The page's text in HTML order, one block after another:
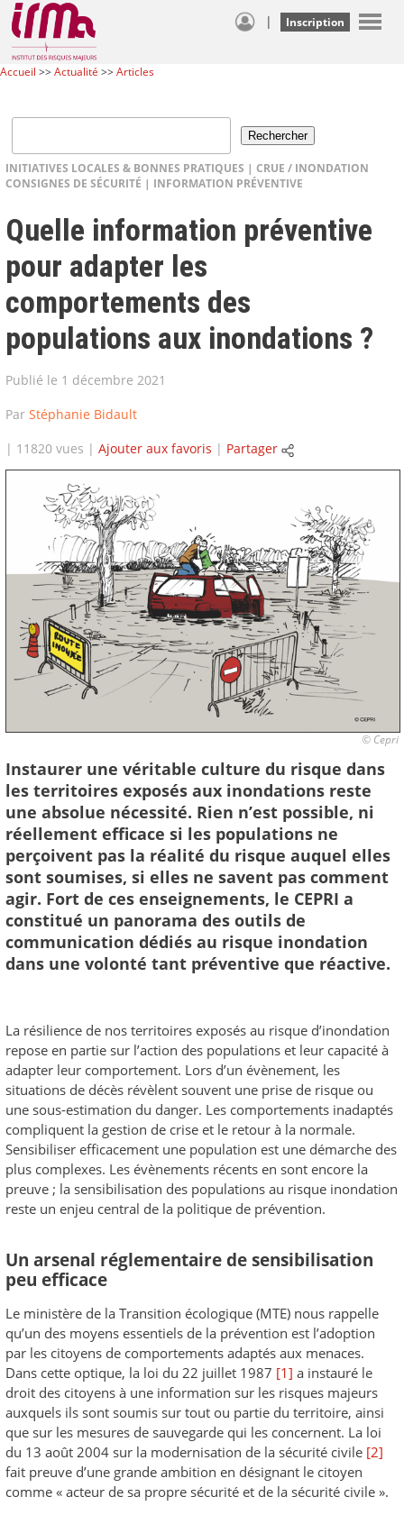
| Inscription
Accueil >>Actualité >>Articles
INITIATIVES LOCALES & BONNES PRATIQUES | CRUE / INONDATION
CONSIGNES DE SÉCURITÉ | INFORMATION PRÉVENTIVE
Quelle information préventive
pour adapter les
comportements des
populations aux inondations ?
Publié le 1 décembre 2021
Par Stéphanie Bidault
| 11820 vues | Ajouter aux favoris | Partager
© Cepri
Instaurer une véritable culture du risque dans
les territoires exposés aux inondations reste
une absolue nécessité. Rien n’est possible, ni
réellement efficace si les populations ne
perçoivent pas la réalité du risque auquel elles
sont soumises, si elles ne savent pas comment
agir. Fort de ces enseignements, le CEPRI a
constitué un panorama des outils de
communication dédiés au risque inondation
dans une volonté tant préventive que réactive.
La résilience de nos territoires exposés au risque d’inondation
repose en partie sur l’action des populations et leur capacité à
adapter leur comportement. Lors d’un évènement, les
situations de décès révèlent souvent une prise de risque ou
une sous-estimation du danger. Les comportements inadaptés
compliquent la gestion de crise et le retour à la normale.
Sensibiliser efficacement une population est une démarche des
plus complexes. Les évènements récents en sont encore la
preuve ; la sensibilisation des populations au risque inondation
reste un enjeu central de la politique de prévention.
Un arsenal réglementaire de sensibilisation
peu efficace
Le ministère de la Transition écologique (MTE) nous rappelle
qu’un des moyens essentiels de la prévention est l’adoption
par les citoyens de comportements adaptés aux menaces.
Dans cette optique, la loi du 22 juillet 1987 [1] a instauré le
droit des citoyens à une information sur les risques majeurs
auxquels ils sont soumis sur tout ou partie du territoire, ainsi
que sur les mesures de sauvegarde qui les concernent. La loi
du 13 août 2004 sur la modernisation de la sécurité civile [2]
fait preuve d’une grande ambition en désignant le citoyen
comme « acteur de sa propre sécurité et de la sécurité civile ».